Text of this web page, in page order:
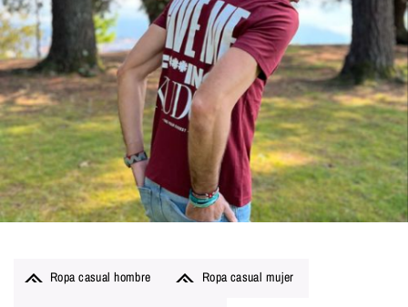
Ropa casual hombre Ropa casual mujer